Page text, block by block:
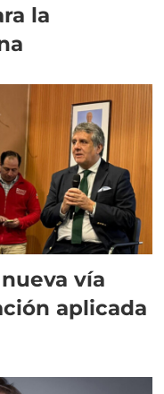
la
vía
aplicada